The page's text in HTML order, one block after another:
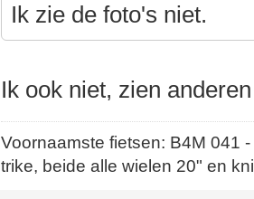
Ik zie de foto's niet.
Ik ook niet, zien
Voornaamste fietsen: B4M
trike, beide alle wielen 20" en